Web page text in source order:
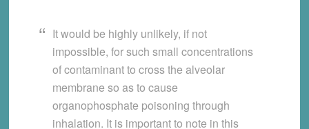
It would be highly unlikely, if not
impossible, for such small concentrations
of contaminant to cross the alveolar
membrane so as to cause
organophosphate poisoning through
inhalation. It is important to note in this